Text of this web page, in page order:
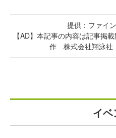
提供：ファイ
【AD】本記事の内容は記事掲
作 株式会社翔泳社
イベ